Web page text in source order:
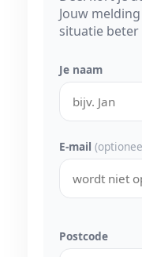
Jouw
situatie
Je naam
E-mail
Postcode